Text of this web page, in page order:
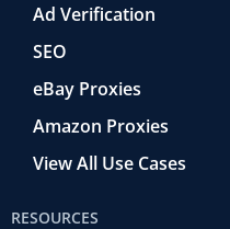
Ad Verification
SEO
eBay Proxies
Amazon Proxies
View All Use Cases
RESOURCES